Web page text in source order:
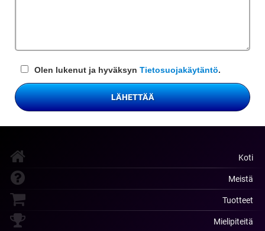
Olen lukenut ja hyväksyn Tietosuojakäytäntö.
LÄHETTÄÄ
Koti
Meistä
Tuotteet
Mielipiteitä